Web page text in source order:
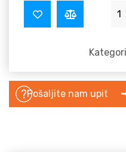
Pošaljite nam upit